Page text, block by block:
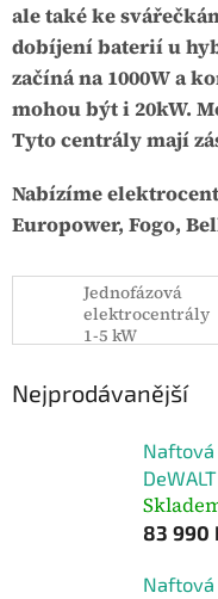
ale také ke
dobíjení baterií u
začíná na 1000W a
mohou být i 20kW.
Tyto centrály mají
Nabízíme
Europower, Fogo,
Jednofázová
elektrocentrály
1-5 kW
Nejprodávanější
83 990